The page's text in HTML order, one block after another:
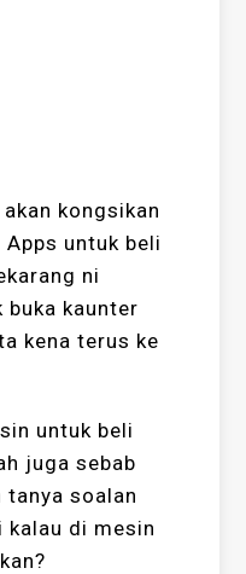
kongsikan
Apps untuk beli
ni
buka kaunter
kena terus ke
untuk beli
juga sebab
tanya soalan
kalau di mesin